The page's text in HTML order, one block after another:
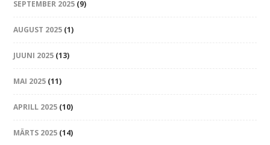
SEPTEMBER 2025 (9)
AUGUST 2025 (1)
JUUNI 2025 (13)
MAI 2025 (11)
APRILL 2025 (10)
MÄRTS 2025 (14)